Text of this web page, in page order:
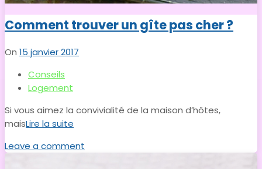
Comment trouver un gîte pas cher ?
On 15 janvier 2017
Conseils
Logement
Si vous aimez la convivialité de la maison d’hôtes,
maisLire la suite
Leave a comment